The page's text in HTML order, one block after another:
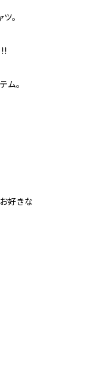
。
!!
ム。
好きな